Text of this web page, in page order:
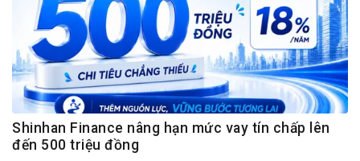
Shinhan Finance nâng hạn mức vay tín chấp lên
đến 500 triệu đồng